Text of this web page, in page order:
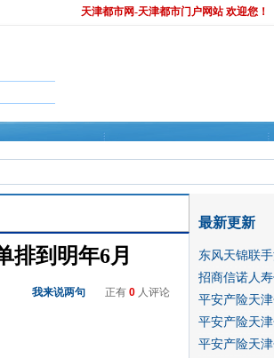
天津都市网-天津都市门户网站 欢迎您！
排到明年6月
正有 0人评论
我来说两句
最新更新
东风天锦联
招商信诺人
平安产险天
平安产险天
平安产险天